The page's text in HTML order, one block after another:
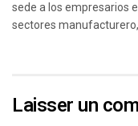
sede a los empresarios
sectores manufacturero,
Laisser un